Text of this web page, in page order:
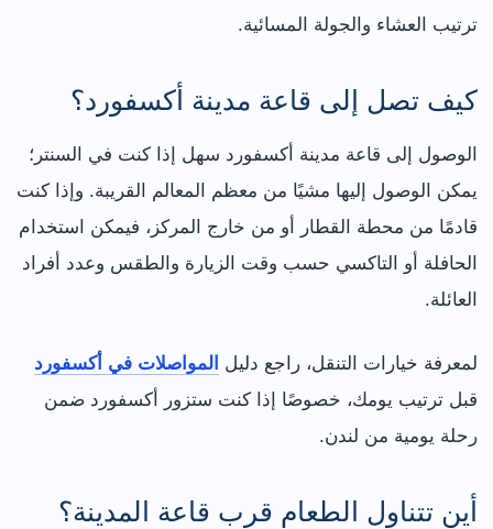
ترتيب العشاء والجولة المسائية.
كيف تصل إلى قاعة مدينة أكسفورد؟
الوصول إلى قاعة مدينة أكسفورد سهل إذا كنت في السنتر؛
يمكن الوصول إليها مشيًا من معظم المعالم القريبة. وإذا كنت
قادمًا من محطة القطار أو من خارج المركز، فيمكن استخدام
الحافلة أو التاكسي حسب وقت الزيارة والطقس وعدد أفراد
العائلة.
لمعرفة خيارات التنقل، راجع دليل المواصلات في أكسفورد
قبل ترتيب يومك، خصوصًا إذا كنت ستزور أكسفورد ضمن
رحلة يومية من لندن.
أين تتناول الطعام قرب قاعة المدينة؟